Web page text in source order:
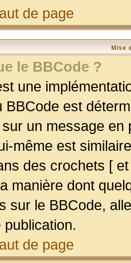
de page
Mise
le BBCode ?
une
BBCode est
un message
même est
des crochets [
manière dont
sur le BBCode,
de page